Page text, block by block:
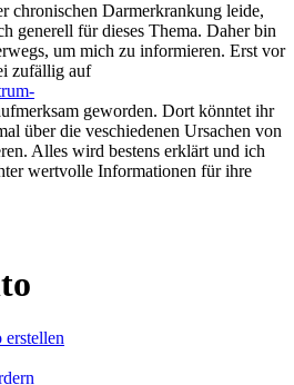
chronischen Darmerkrankung leide,
generell für dieses Thema. Daher bin
um mich zu informieren. Erst vor
zufällig auf
geworden. Dort könntet ihr
über die veschiedenen Ursachen von
Alles wird bestens erklärt und ich
wertvolle Informationen für ihre
erstellen